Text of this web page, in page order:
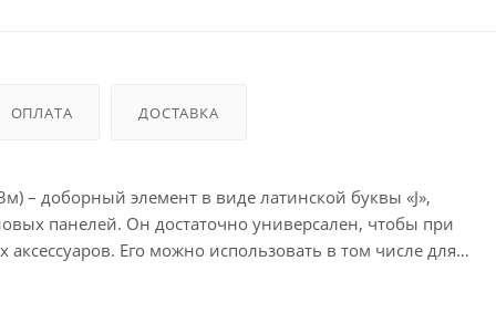
ОПЛАТА ДОСТАВКА
– доборный элемент в виде латинской буквы «J»,
панелей. Он достаточно универсален, чтобы при
Его можно использовать в том числе для